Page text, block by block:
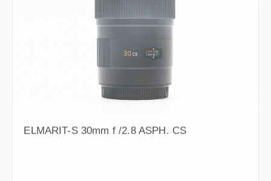
ELMARIT-S 30mm f /2.8 ASPH. CS